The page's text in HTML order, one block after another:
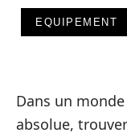
EQUIPEMENT
Dans un
absolue,